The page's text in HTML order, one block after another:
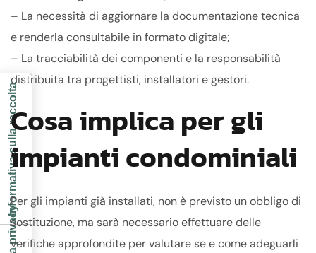
– La necessità di aggiornare la documentazione tecnica
e renderla consultabile in formato digitale;
– La tracciabilità dei componenti e la responsabilità
distribuita tra progettisti, installatori e gestori.
Cosa implica per gli
impianti condominiali
Per gli impianti già installati, non è previsto un obbligo di
sostituzione, ma sarà necessario effettuare delle
verifiche approfondite per valutare se e come adeguarli
Informativa sulla raccolta